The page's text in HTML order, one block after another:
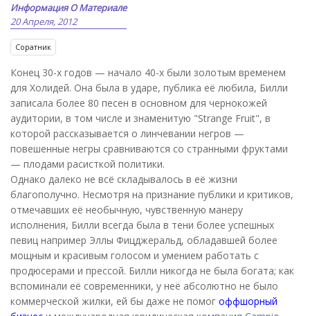
Информация О Материале
20 Апреля, 2012
Соратник
Конец 30-х годов — начало 40-х были золотым временем
для Холидей. Она была в ударе, публика её любила, Билли
записала более 80 песен в основном для чернокожей
аудитории, в том числе и знаменитую "Strange Fruit", в
которой рассказывается о линчевании негров —
повешенные негры сравниваются со странными фруктами
— плодами расисткой политики.
Однако далеко не всё складывалось в её жизни
благополучно. Несмотря на признание публики и критиков,
отмечавших её необычную, чувственную манеру
исполнения, Билли всегда была в тени более успешных
певиц например Эллы Фицджеральд, обладавшей более
мощным и красивым голосом и умением работать с
продюсерами и прессой. Билли никогда не была богата; как
вспоминали её современники, у неё абсолютно не было
коммерческой жилки, ей бы даже не помог оффшорный